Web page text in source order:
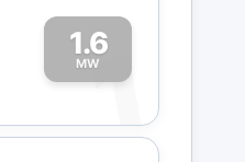
1.6
MW
1